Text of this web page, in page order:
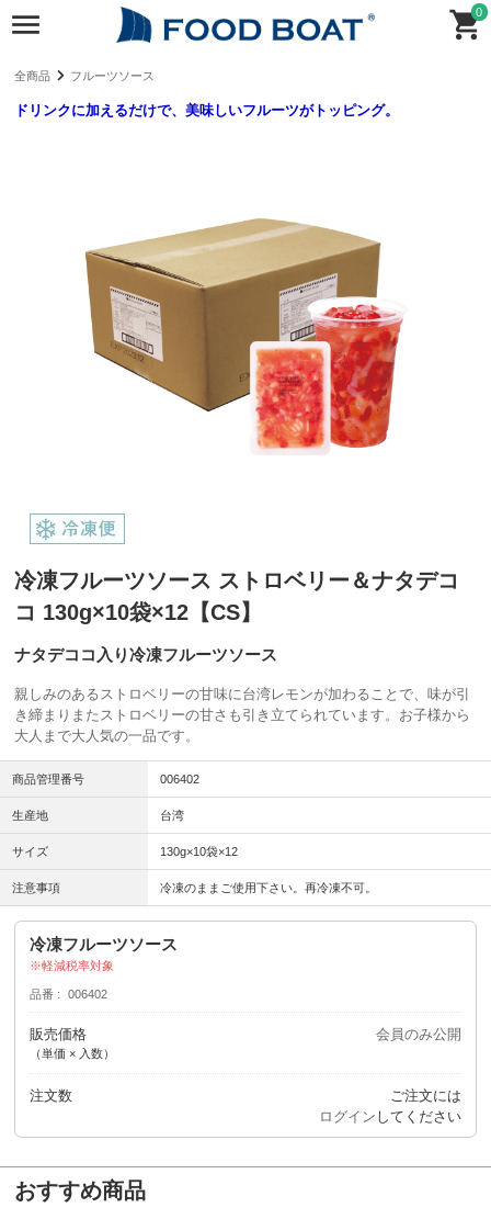
0
全商品 フルーツソース
ドリンクに加えるだけで、美味しいフルーツがトッピング。
冷凍フルーツソース ストロベリー＆ナタデコ
コ 130g×10袋×12【CS】
ナタデココ入り冷凍フルーツソース
親しみのあるストロベリーの甘味に台湾レモンが加わることで、味が引
き締まりまたストロベリーの甘さも引き立てられています。お子様から
大人まで大人気の一品です。
商品管理番号 006402
生産地 台湾
サイズ 130g×10袋×12
注意事項 冷凍のままご使用下さい。再冷凍不可。
冷凍フルーツソース
軽減税率対象
品番 006402
販売価格
（単価 × 入数）
会員のみ公開
注文数
ご注文には
ログイン してください
おすすめ商品